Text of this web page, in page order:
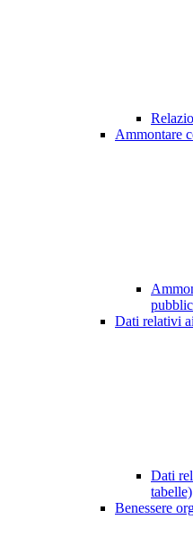
Ammontare
Dati relativi
Dati
tabelle)
Benessere